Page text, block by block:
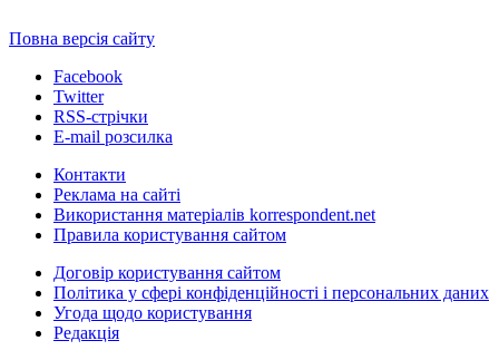
Повна версія сайту
Facebook
Twitter
RSS-стрічки
E-mail розсилка
Контакти
Реклама на сайті
Використання матеріалів korrespondent.net
Правила користування сайтом
Договір користування сайтом
Політика у сфері конфіденційності і персональних даних
Угода щодо користування
Редакція